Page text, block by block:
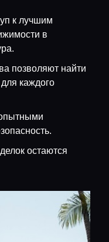
к лучшим
в
позволяют найти
каждого
остаются